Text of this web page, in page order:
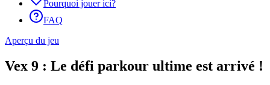
Pourquoi jouer ici?
FAQ
Aperçu du jeu
Vex 9 : Le défi parkour ultime est arrivé !